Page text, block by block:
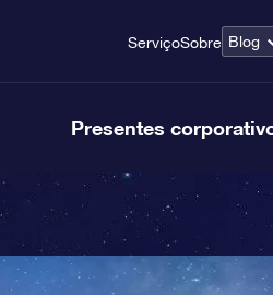
ServiçoSobre Blog
Presentes